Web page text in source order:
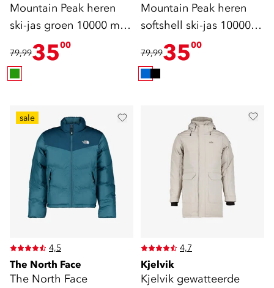
Mountain Peak heren
ski-jas groen 10000 mm
waterkolom
79,993500
Mountain Peak heren
softshell ski-jas 10000
mm waterkolom
79,993500
sale
4,5
The North Face
The North Face
4,7
Kjelvik
Kjelvik gewatteerde